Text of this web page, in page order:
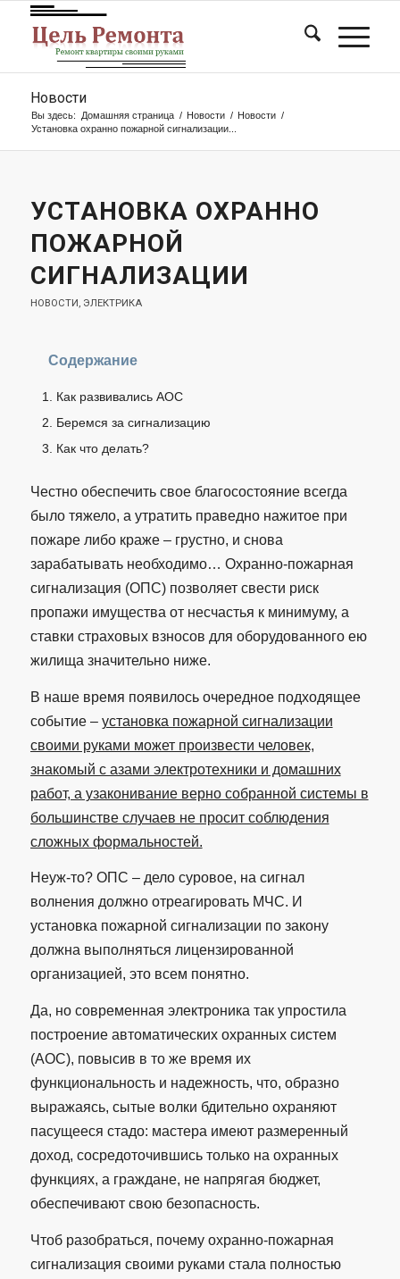
Новости
Вы здесь: Домашняя страница / Новости / Новости /
Установка охранно пожарной сигнализации...
УСТАНОВКА ОХРАННО
ПОЖАРНОЙ
СИГНАЛИЗАЦИИ
НОВОСТИ, ЭЛЕКТРИКА
Содержание
Как развивались АОС
Беремся за сигнализацию
Как что делать?
Честно обеспечить свое благосостояние всегда
было тяжело, а утратить праведно нажитое при
пожаре либо краже – грустно, и снова
зарабатывать необходимо… Охранно-пожарная
сигнализация (ОПС) позволяет свести риск
пропажи имущества от несчастья к минимуму, а
ставки страховых взносов для оборудованного ею
жилища значительно ниже.
В наше время появилось очередное подходящее
событие – установка пожарной сигнализации
своими руками может произвести человек,
знакомый с азами электротехники и домашних
работ, а узаконивание верно собранной системы в
большинстве случаев не просит соблюдения
сложных формальностей.
Неуж-то? ОПС – дело суровое, на сигнал
волнения должно отреагировать МЧС. И
установка пожарной сигнализации по закону
должна выполняться лицензированной
организацией, это всем понятно.
Да, но современная электроника так упростила
построение автоматических охранных систем
(АОС), повысив в то же время их
функциональность и надежность, что, образно
выражаясь, сытые волки бдительно охраняют
пасущееся стадо: мастера имеют размеренный
доход, сосредоточившись только на охранных
функциях, а граждане, не напрягая бюджет,
обеспечивают свою безопасность.
Чтоб разобраться, почему охранно-пожарная
сигнализация своими руками стала полностью